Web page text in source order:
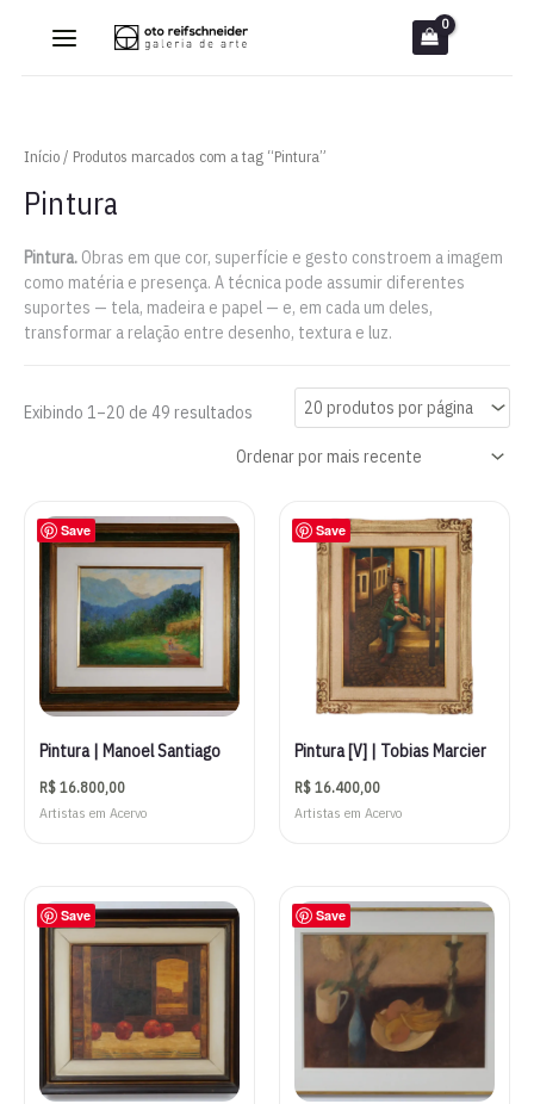
Início/ Produtos marcados com a tag “Pintura”
Pintura
Pintura. Obras em que cor, superfície e gesto constroem a imagem
como matéria e presença. A técnica pode assumir diferentes
suportes — tela, madeira e papel — e, em cada um deles,
transformar a relação entre desenho, textura e luz.
Exibindo 1–20 de 49 resultados Classificado
mais
recente
Save
Pintura | Manoel Santiago
R$16.800,00
Artistas em Acervo
Save
Pintura [V] | Tobias Marcier
R$16.400,00
Artistas em Acervo
Save Save